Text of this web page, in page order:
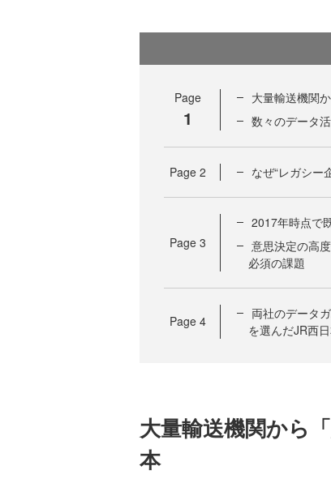
Page
1
大量輸送機関
数々のデータ
Page 2 なぜ“レガシー
Page 3
2017年時点で
意思決定の高
必須の課題
Page 4
両社のデータ
を選んだJR西
大量輸送機関から
本